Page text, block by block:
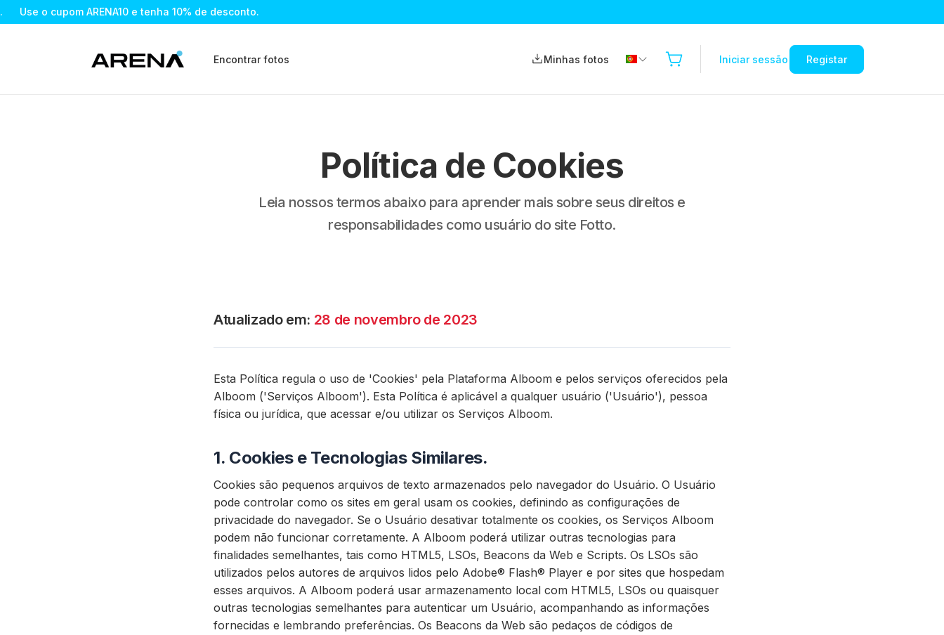
Use o cupom ARENA10 e tenha 10% de desconto.
Encontrar fotos Minhas fotos Iniciar sessão Registar
Política de Cookies
Leia nossos termos abaixo para aprender mais sobre seus direitos e
responsabilidades como usuário do site Fotto.
Atualizado em: 28 de novembro de 2023
Esta Política regula o uso de 'Cookies' pela Plataforma Alboom e pelos serviços oferecidos pela
Alboom ('Serviços Alboom'). Esta Política é aplicável a qualquer usuário ('Usuário'), pessoa
física ou jurídica, que acessar e/ou utilizar os Serviços Alboom.
1. Cookies e Tecnologias Similares.
Cookies são pequenos arquivos de texto armazenados pelo navegador do Usuário. O Usuário
pode controlar como os sites em geral usam os cookies, definindo as configurações de
privacidade do navegador. Se o Usuário desativar totalmente os cookies, os Serviços Alboom
podem não funcionar corretamente. A Alboom poderá utilizar outras tecnologias para
finalidades semelhantes, tais como HTML5, LSOs, Beacons da Web e Scripts. Os LSOs são
utilizados pelos autores de arquivos lidos pelo Adobe® Flash® Player e por sites que hospedam
esses arquivos. A Alboom poderá usar armazenamento local com HTML5, LSOs ou quaisquer
outras tecnologias semelhantes para autenticar um Usuário, acompanhando as informações
fornecidas e lembrando preferências. Os Beacons da Web são pedaços de códigos de